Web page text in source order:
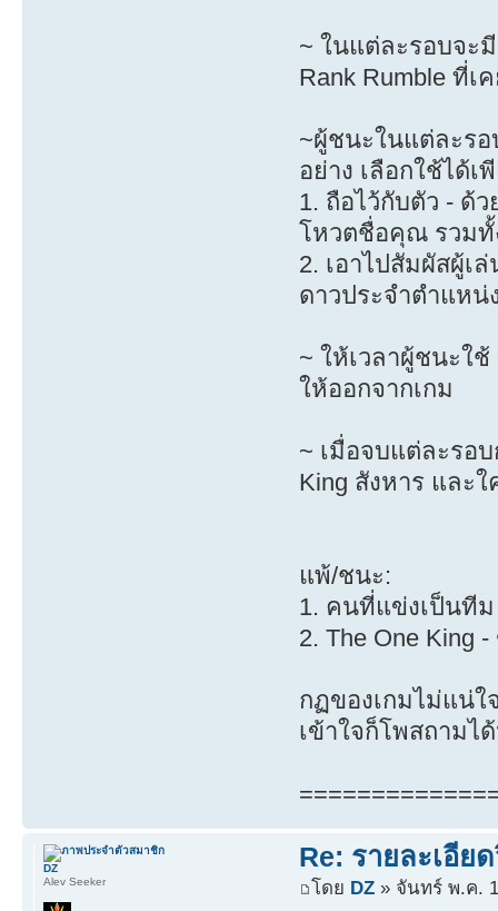
~ ในแต่ละรอบจะ
Rank Rumble ที่เ
~ผู้ชนะในแต่ละรอ
อย่าง เลือกใช้ได้เ
1. ถือไว้กับตัว - ด้
โหวตชื่อคุณ รวมทั้
2. เอาไปสัมผัสผู้
ดาวประจำตำแหน่
~ ให้เวลาผู้ชนะใ
ให้ออกจากเกม
~ เมื่อจบแต่ละรอ
King สังหาร และ
แพ้/ชนะ:
1. คนที่แข่งเป็นที
2. The One King
กฏของเกมไม่แน่ใ
เข้าใจก็โพสถามไ
Re: รายละเอีย
โดย DZ » จันทร์ พ.ค.
DZ
Alev Seeker